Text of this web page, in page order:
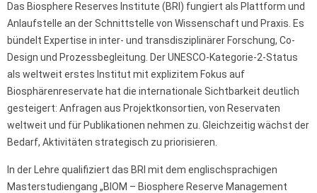
Das Biosphere Reserves Institute (BRI) fungiert als Plattform und
Anlaufstelle an der Schnittstelle von Wissenschaft und Praxis. Es
bündelt Expertise in inter- und transdisziplinärer Forschung, Co-
Design und Prozessbegleitung. Der UNESCO-Kategorie-2-Status
als weltweit erstes Institut mit explizitem Fokus auf
Biosphärenreservate hat die internationale Sichtbarkeit deutlich
gesteigert: Anfragen aus Projektkonsortien, von Reservaten
weltweit und für Publikationen nehmen zu. Gleichzeitig wächst der
Bedarf, Aktivitäten strategisch zu priorisieren.
In der Lehre qualifiziert das BRI mit dem englischsprachigen
Masterstudiengang „BIOM – Biosphere Reserve Management